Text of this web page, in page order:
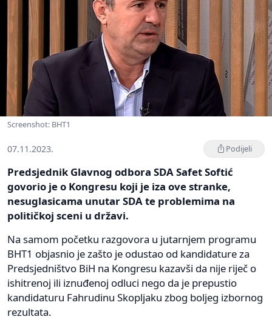
Screenshot: BHT1
07.11.2023. Podijeli
Predsjednik Glavnog odbora SDA Safet Softić
govorio je o Kongresu koji je iza ove stranke,
nesuglasicama unutar SDA te problemima na
političkoj sceni u državi.
Na samom početku razgovora u jutarnjem programu
BHT1 objasnio je zašto je odustao od kandidature za
Predsjedništvo BiH na Kongresu kazavši da nije riječ o
ishitrenoj ili iznuđenoj odluci nego da je prepustio
kandidaturu Fahrudinu Skopljaku zbog boljeg izbornog
rezultata.